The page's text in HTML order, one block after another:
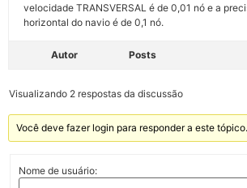
velocidade TRANSVERSAL é de 0,01 nó e a
horizontal do navio é de 0,1 nó.
Autor Posts
Visualizando 2 respostas da discussão
Você deve fazer login para responder a este tópico.
Nome de usuário: